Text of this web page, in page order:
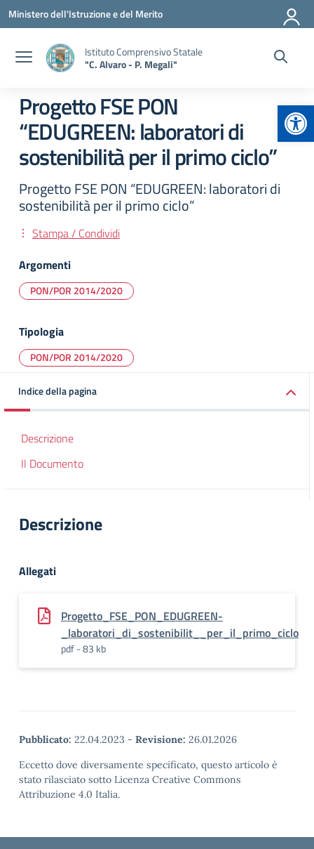
Vai ai contenuti
Vai al menu di navigazione
Vai al footer
Ministero dell'Istruzione e del Merito
Istituto Comprensivo Statale
"C. Alvaro - P. Megali"
Progetto FSE PON
“EDUGREEN: laboratori di
sostenibilità per il primo ciclo”
Progetto FSE PON “EDUGREEN: laboratori di
sostenibilità per il primo ciclo”
Stampa / Condividi
Argomenti
PON/POR 2014/2020
Tipologia
PON/POR 2014/2020
Indice della pagina
Descrizione
Il Documento
Descrizione
Allegati
Progetto_FSE_PON_EDUGREEN-
_laboratori_di_sostenibilit__per_il_primo_ciclo
pdf - 83 kb
Pubblicato: 22.04.2023 - Revisione: 26.01.2026
Eccetto dove diversamente specificato, questo articolo è
stato rilasciato sotto Licenza Creative Commons
Attribuzione 4.0 Italia.